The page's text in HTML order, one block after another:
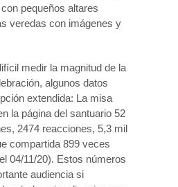
pequeños altares
veredas con imágenes y
medir la magnitud de la
algunos datos
extendida: La misa
la página del santuario 52
2474 reacciones, 5,3 mil
compartida 899 veces
04/11/20). Estos números
audiencia si